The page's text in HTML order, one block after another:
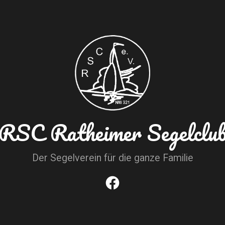
Ratheimer
Der Segelverein für die ganze Familie
Facebook